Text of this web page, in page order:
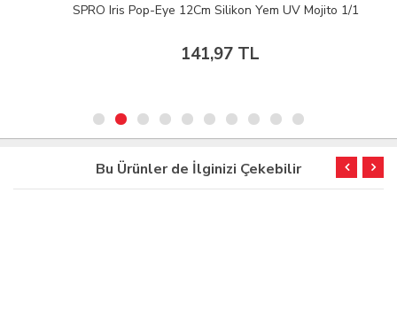
SPRO Iris Pop-Eye 12Cm Silikon Yem UV Mojito 1/1
141,97 TL
Bu Ürünler de İlginizi Çekebilir